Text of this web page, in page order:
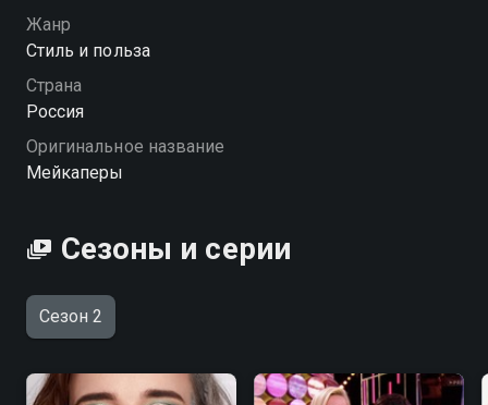
Оценивает талант участников компетентное жюри, а
ведущие проекта – несравненный Влад Лисовец и
обворожительная Регина Тодоренко!
Жанр
Стиль и польза
Страна
Россия
Оригинальное название
Мейкаперы
Сезоны и серии
Сезон 2